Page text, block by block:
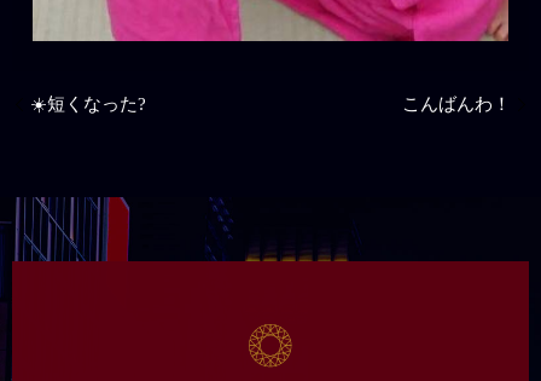
☀️短くなった? こんばんわ！